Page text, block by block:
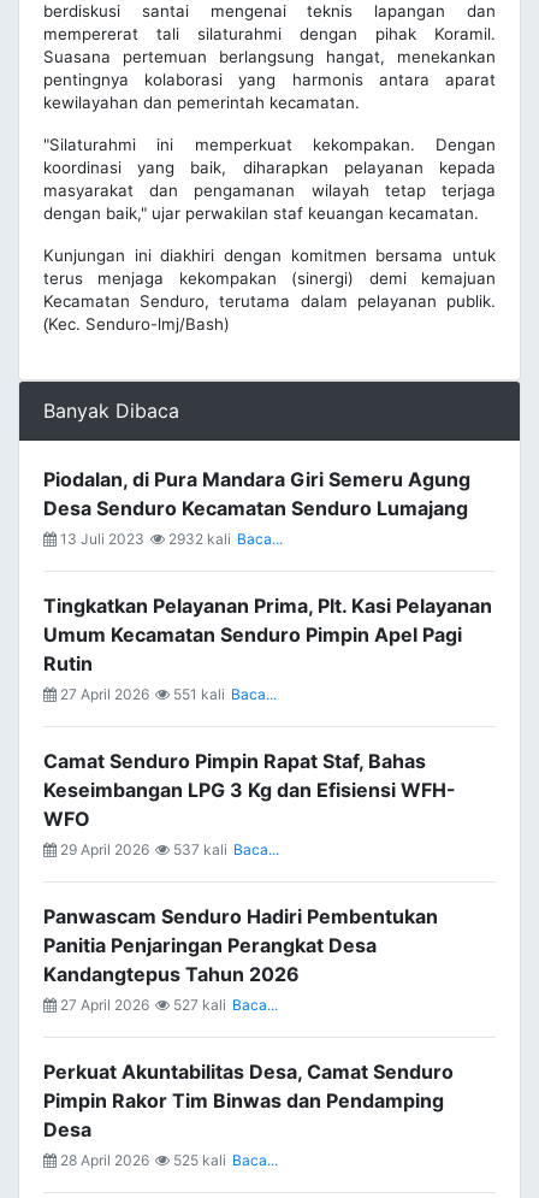
berdiskusi santai mengenai teknis lapangan dan
mempererat tali silaturahmi dengan pihak Koramil.
Suasana pertemuan berlangsung hangat, menekankan
pentingnya kolaborasi yang harmonis antara aparat
kewilayahan dan pemerintah kecamatan.
"Silaturahmi ini memperkuat kekompakan. Dengan
koordinasi yang baik, diharapkan pelayanan kepada
masyarakat dan pengamanan wilayah tetap terjaga
dengan baik," ujar perwakilan staf keuangan kecamatan.
Kunjungan ini diakhiri dengan komitmen bersama untuk
terus menjaga kekompakan (sinergi) demi kemajuan
Kecamatan Senduro, terutama dalam pelayanan publik.
(Kec. Senduro-lmj/Bash)
Banyak Dibaca
Piodalan, di Pura Mandara Giri Semeru Agung
Desa Senduro Kecamatan Senduro Lumajang
13 Juli 2023 2932 kali Baca...
Tingkatkan Pelayanan Prima, Plt. Kasi Pelayanan
Umum Kecamatan Senduro Pimpin Apel Pagi
Rutin
27 April 2026 551 kali Baca...
Camat Senduro Pimpin Rapat Staf, Bahas
Keseimbangan LPG 3 Kg dan Efisiensi WFH-
WFO
29 April 2026 537 kali Baca...
Panwascam Senduro Hadiri Pembentukan
Panitia Penjaringan Perangkat Desa
Kandangtepus Tahun 2026
27 April 2026 527 kali Baca...
Perkuat Akuntabilitas Desa, Camat Senduro
Pimpin Rakor Tim Binwas dan Pendamping
Desa
28 April 2026 525 kali Baca...